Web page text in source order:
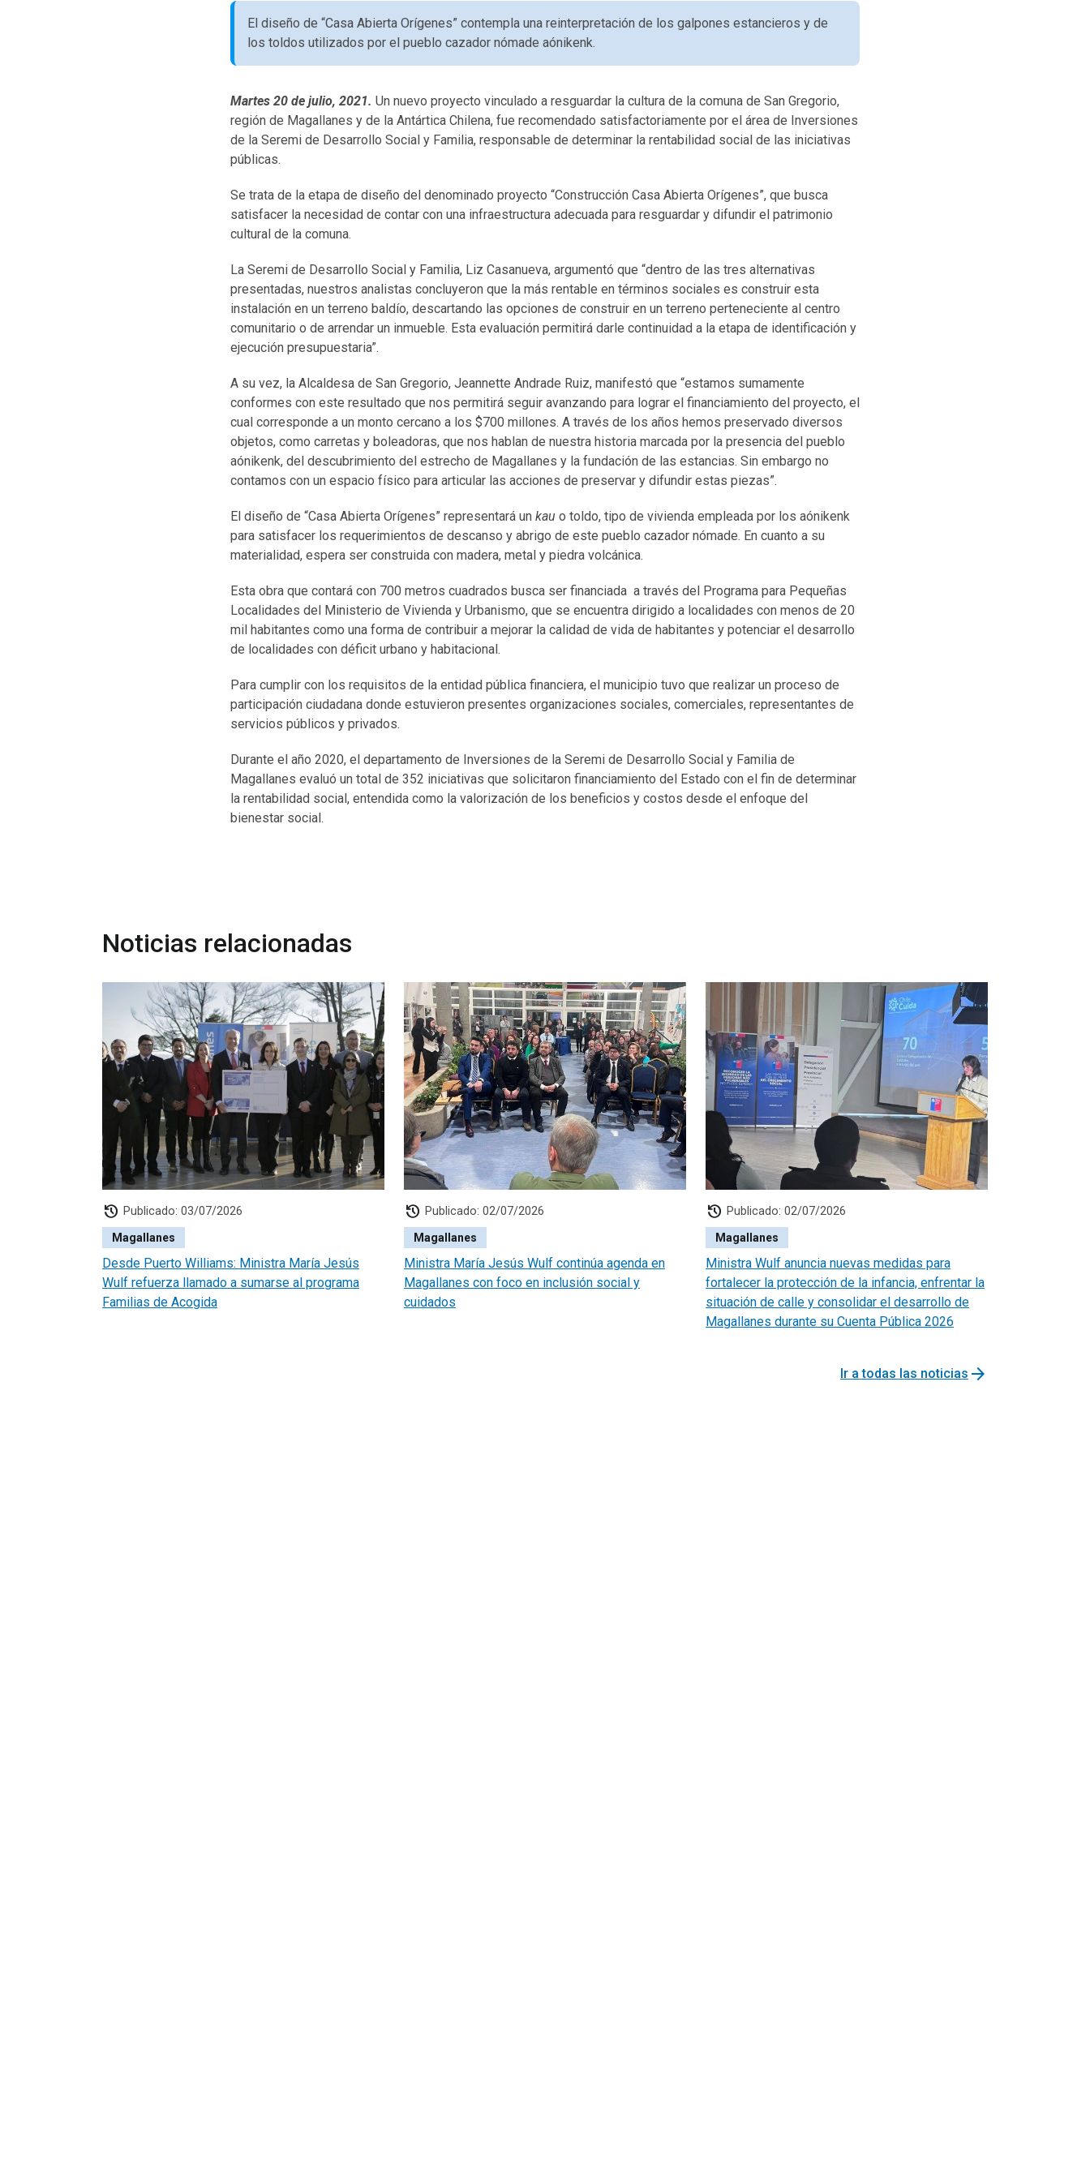
El diseño de “Casa Abierta Orígenes” contempla una reinterpretación de los galpones estancieros y de
los toldos utilizados por el pueblo cazador nómade aónikenk.
Martes 20 de julio, 2021. Un nuevo proyecto vinculado a resguardar la cultura de la comuna de San Gregorio,
región de Magallanes y de la Antártica Chilena, fue recomendado satisfactoriamente por el área de Inversiones
de la Seremi de Desarrollo Social y Familia, responsable de determinar la rentabilidad social de las iniciativas
públicas.
Se trata de la etapa de diseño del denominado proyecto “Construcción Casa Abierta Orígenes”, que busca
satisfacer la necesidad de contar con una infraestructura adecuada para resguardar y difundir el patrimonio
cultural de la comuna.
La Seremi de Desarrollo Social y Familia, Liz Casanueva, argumentó que “dentro de las tres alternativas
presentadas, nuestros analistas concluyeron que la más rentable en términos sociales es construir esta
instalación en un terreno baldío, descartando las opciones de construir en un terreno perteneciente al centro
comunitario o de arrendar un inmueble. Esta evaluación permitirá darle continuidad a la etapa de identificación y
ejecución presupuestaria”.
A su vez, la Alcaldesa de San Gregorio, Jeannette Andrade Ruiz, manifestó que “estamos sumamente
conformes con este resultado que nos permitirá seguir avanzando para lograr el financiamiento del proyecto, el
cual corresponde a un monto cercano a los $700 millones. A través de los años hemos preservado diversos
objetos, como carretas y boleadoras, que nos hablan de nuestra historia marcada por la presencia del pueblo
aónikenk, del descubrimiento del estrecho de Magallanes y la fundación de las estancias. Sin embargo no
contamos con un espacio físico para articular las acciones de preservar y difundir estas piezas”.
El diseño de “Casa Abierta Orígenes” representará un kau o toldo, tipo de vivienda empleada por los aónikenk
para satisfacer los requerimientos de descanso y abrigo de este pueblo cazador nómade. En cuanto a su
materialidad, espera ser construida con madera, metal y piedra volcánica.
Esta obra que contará con 700 metros cuadrados busca ser financiada a través del Programa para Pequeñas
Localidades del Ministerio de Vivienda y Urbanismo, que se encuentra dirigido a localidades con menos de 20
mil habitantes como una forma de contribuir a mejorar la calidad de vida de habitantes y potenciar el desarrollo
de localidades con déficit urbano y habitacional.
Para cumplir con los requisitos de la entidad pública financiera, el municipio tuvo que realizar un proceso de
participación ciudadana donde estuvieron presentes organizaciones sociales, comerciales, representantes de
servicios públicos y privados.
Durante el año 2020, el departamento de Inversiones de la Seremi de Desarrollo Social y Familia de
Magallanes evaluó un total de 352 iniciativas que solicitaron financiamiento del Estado con el fin de determinar
la rentabilidad social, entendida como la valorización de los beneficios y costos desde el enfoque del
bienestar social.
Noticias relacionadas
history Publicado: 03/07/2026
Magallanes
Desde Puerto Williams: Ministra María Jesús
Wulf refuerza llamado a sumarse al programa
Familias de Acogida
history Publicado: 02/07/2026
Magallanes
Ministra María Jesús Wulf continúa agenda en
Magallanes con foco en inclusión social y
cuidados
history Publicado: 02/07/2026
Magallanes
Ministra Wulf anuncia nuevas medidas para
fortalecer la protección de la infancia, enfrentar la
situación de calle y consolidar el desarrollo de
Magallanes durante su Cuenta Pública 2026
Ir a todas las noticias arrow_forward